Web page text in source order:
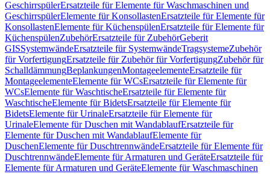
GeschirrspülerErsatzteile für Elemente für Waschmaschinen und
GeschirrspülerElemente für KonsollastenErsatzteile für Elemente für
KonsollastenElemente für KüchenspülenErsatzteile für Elemente für
KüchenspülenZubehörErsatzteile für ZubehörGeberit
GISSystemwändeErsatzteile für SystemwändeTragsystemeZubehör
für VorfertigungErsatzteile für Zubehör für VorfertigungZubehör für
SchalldämmungBeplankungenMontageelementeErsatzteile für
MontageelementeElemente für WCsErsatzteile für Elemente für
WCsElemente für WaschtischeErsatzteile für Elemente für
WaschtischeElemente für BidetsErsatzteile für Elemente für
BidetsElemente für UrinaleErsatzteile für Elemente für
UrinaleElemente für Duschen mit WandablaufErsatzteile für
Elemente für Duschen mit WandablaufElemente für
DuschenElemente für DuschtrennwändeErsatzteile für Elemente für
DuschtrennwändeElemente für Armaturen und GeräteErsatzteile für
Elemente für Armaturen und GeräteElemente für Waschmaschinen